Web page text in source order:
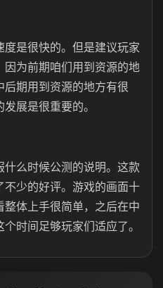
是很快的。但是建议玩家
为前期咱们用到资源的地
期用到资源的地方有很
展是很重要的。
么时候公测的说明。这款
少的好评。游戏的画面十
体上手很简单，之后在中
时间足够玩家们适应了。